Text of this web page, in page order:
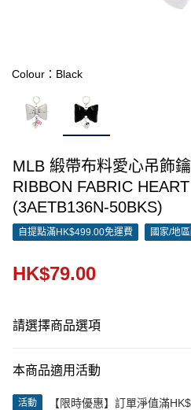
Colour：Black
MLB 緞帶布料愛心吊飾
RIBBON FABRIC
(3AETB136N-50BKS)
自提點滿HK$499.00免運費 國家/地
HK$79.00
請選擇商品選項
本商品適用活動
活動
【限時優惠】訂單淨值滿